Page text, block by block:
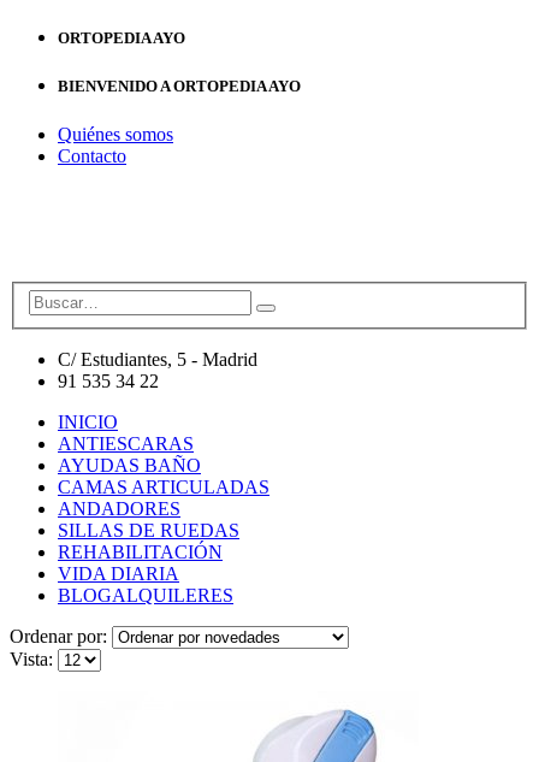
ORTOPEDIA AYO
BIENVENIDO A ORTOPEDIA AYO
Quiénes somos
Contacto
C/ Estudiantes, 5 - Madrid
91 535 34 22
INICIO
ANTIESCARAS
AYUDAS BAÑO
CAMAS ARTICULADAS
ANDADORES
SILLAS DE RUEDAS
REHABILITACIÓN
VIDA DIARIA
BLOGALQUILERES
Ordenar por:
Vista: